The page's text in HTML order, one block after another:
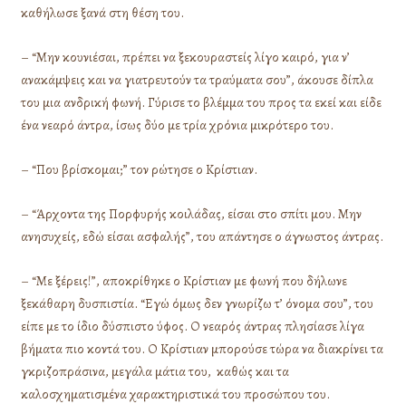
καθήλωσε ξανά στη θέση του.
– “Μην κουνιέσαι, πρέπει να ξεκουραστείς λίγο καιρό, για ν’
ανακάμψεις και να γιατρευτούν τα τραύματα σου”, άκουσε δίπλα
του μια ανδρική φωνή. Γύρισε το βλέμμα του προς τα εκεί και είδε
ένα νεαρό άντρα, ίσως δύο με τρία χρόνια μικρότερο του.
– “Που βρίσκομαι;” τον ρώτησε ο Κρίστιαν.
– “Άρχοντα της Πορφυρής κοιλάδας, είσαι στο σπίτι μου. Μην
ανησυχείς, εδώ είσαι ασφαλής”, του απάντησε ο άγνωστος άντρας.
– “Με ξέρεις!”, αποκρίθηκε ο Κρίστιαν με φωνή που δήλωνε
ξεκάθαρη δυσπιστία. “Εγώ όμως δεν γνωρίζω τ’ όνομα σου”, του
είπε με το ίδιο δύσπιστο ύφος. Ο νεαρός άντρας πλησίασε λίγα
βήματα πιο κοντά του. Ο Κρίστιαν μπορούσε τώρα να διακρίνει τα
γκριζοπράσινα, μεγάλα μάτια του, καθώς και τα
καλοσχηματισμένα χαρακτηριστικά του προσώπου του.